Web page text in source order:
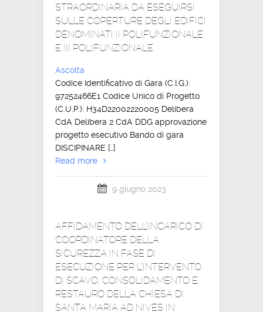
STRAORDINARIA DA ESEGUIRSI
SULLE COPERTURE DEGLI EDIFICI
DENOMINATI II POLIFUNZIONALE
E III POLIFUNZIONALE
Ascolta
Codice Identificativo di Gara (C.I.G.):
97252466E1 Codice Unico di Progetto
(C.U.P.): H34D22002220005 Delibera
CdA Delibera 2 CdA DDG approvazione
progetto esecutivo Bando di gara
DISCIPINARE […]
Read more
9 giugno 2023
AFFIDAMENTO DELL’INCARICO DI
COORDINATORE DELLA
SICUREZZA IN FASE DI
ESECUZIONE PER L’INTERVENTO
DI SCAVO, CONSOLIDAMENTO E
RESTAURO DELLA CHIESA DI
SANTA MARIA AD NIVES IN